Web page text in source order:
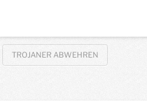
TROJANER ABWEHREN